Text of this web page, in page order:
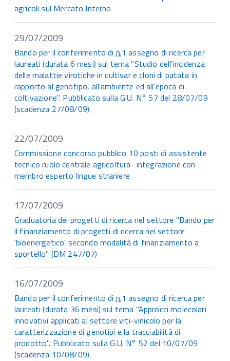
agricoli sul Mercato Interno
29/07/2009
Bando per il conferimento di n.1 assegno di ricerca per
laureati (durata 6 mesi) sul tema "Studio dell'incidenza
delle malattie virotiche in cultivar e cloni di patata in
rapporto al genotipo, all'ambiente ed all'epoca di
coltivazione". Pubblicato sulla G.U. N° 57 del 28/07/09
(scadenza 27/08/09)
22/07/2009
Commissione concorso pubblico 10 posti di assistente
tecnico ruolo centrale agricoltura- integrazione con
membro esperto lingue straniere
17/07/2009
Graduatoria dei progetti di ricerca nel settore "Bando per
il finanziamento di progetti di ricerca nel settore
'bioenergetico' secondo modalità di finanziamento a
sportello" (DM 247/07)
16/07/2009
Bando per il conferimento di n.1 assegno di ricerca per
laureati (durata 36 mesi) sul tema "Approcci molecolari
innovativi applicati al settore viti-vinicolo per la
caratterizzazione di genotipi e la tracciabilità di
prodotto". Pubblicato sulla G.U. N° 52 del 10/07/09
(scadenza 10/08/09).